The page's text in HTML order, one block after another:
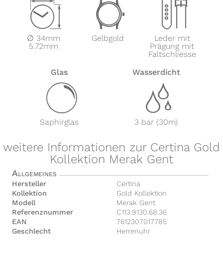
Z
∅ 34mm
5.72mm
w
Gelbgold
x
Leder mit
Prägung mit
Faltschliesse
Glas
y
Saphirglas
Wasserdicht
z
3 bar (30m)
weitere Informationen zur Certina Gold
Kollektion Merak Gent
Allgemeines
Hersteller
Certina
Kollektion
Gold Kollektion
Modell
Merak Gent
Referenznummer
C113.9130.68.36
EAN
7612307017785
Geschlecht
Herrenuhr